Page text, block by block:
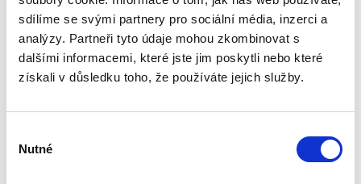
sdílíme se svými partnery pro sociální média, inzerci a
analýzy. Partneři tyto údaje mohou zkombinovat s
dalšími informacemi, které jste jim poskytli nebo které
získali v důsledku toho, že používáte jejich služby.
souhlasu
Nutné
práva EU a porozumění korelaci mezi českým
právním řádem a právem EU...
Výklad
smluv